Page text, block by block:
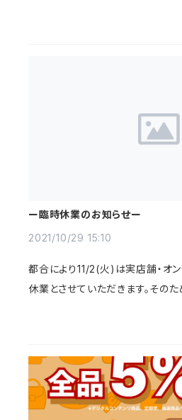
ー臨時休業のお知らせー
2021/10/29 15:10
都合により11/2(火)は実店舗・オ
休業とさせていただきます。その